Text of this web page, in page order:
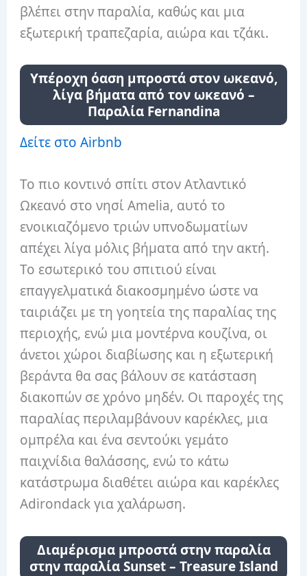
βλέπει στην παραλία, καθώς και μια
εξωτερική τραπεζαρία, αιώρα και τζάκι.
Υπέροχη όαση μπροστά στον ωκεανό,
λίγα βήματα από τον ωκεανό –
Παραλία Fernandina
Δείτε στο Airbnb
Το πιο κοντινό σπίτι στον Ατλαντικό
Ωκεανό στο νησί Amelia, αυτό το
ενοικιαζόμενο τριών υπνοδωματίων
απέχει λίγα μόλις βήματα από την ακτή.
Το εσωτερικό του σπιτιού είναι
επαγγελματικά διακοσμημένο ώστε να
ταιριάζει με τη γοητεία της παραλίας της
περιοχής, ενώ μια μοντέρνα κουζίνα, οι
άνετοι χώροι διαβίωσης και η εξωτερική
βεράντα θα σας βάλουν σε κατάσταση
διακοπών σε χρόνο μηδέν. Οι παροχές της
παραλίας περιλαμβάνουν καρέκλες, μια
ομπρέλα και ένα σεντούκι γεμάτο
παιχνίδια θαλάσσης, ενώ το κάτω
κατάστρωμα διαθέτει αιώρα και καρέκλες
Adirondack για χαλάρωση.
Διαμέρισμα μπροστά στην παραλία
στην παραλία Sunset – Treasure Island